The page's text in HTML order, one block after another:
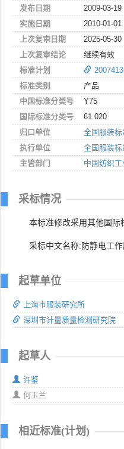
发布日期
2009-03-19
实施日期
2010-01-01
上次复审日期
2025-05-30
上次复审结论
继续有效
标准计划
标准类别
产品
中国标准分类号
Y75
国际标准分类号
61.020
归口单位
全国服装
执行单位
全国服装
主管部门
中国纺织
采标情况
本标准修改采用其他国际
采标中文名称:防静电工作
起草单位
上海市服装研究所
深圳市计量质量检测研究院
起草人
许鉴
何玉兰
相近标准(计划)